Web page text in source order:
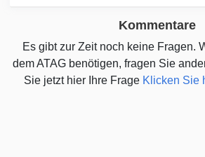
Kommentare
Es gibt zur Zeit noch keine Fragen.
dem ATAG benötigen, fragen Sie
Sie jetzt hier Ihre Frage Klicken Sie